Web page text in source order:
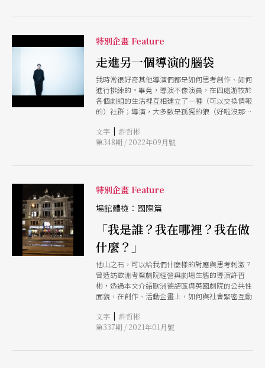
用品時，實在是，莫名地迷人⋯⋯從他為何需要或
想要這件物品、為此做功課看了多少YouTube評
比實測、入手後的使用心得、生活因此而展開的微
小變化等等的各種小宇宙展開，這個在舞台上迷倒
眾生的劇場演員講起他的購物經驗實在是，太日
常，日常到太具說服力了。 「我覺得你可以考慮
一下，我是蠻推薦的。」通常台鎬分享完好東西，
就會給我一抹具有深意的微笑，靜靜吐出一口菸，
員」⋯⋯不，我才沒有要下這個膚淺的結論。我只
是很喜歡這個朋友，很喜歡他低調、謙虛、客氣但
毛精準，還有對於身為演員的高度責任感及自律，
以及對他所珍視的人的關心與對後輩的默默提攜。
以上這些，我相信也是大家喜歡這位優秀演員的原
芒和我分享最近買了什麼好東西的，日常的台鎬。
嘻嘻。
特別企畫 Feature
走進另一個導演的腦袋
我時常很好奇其他導演們都是如何思考創作、如何
進行排練的。畢竟，導演不像演員，在四處游牧於
各個劇組的生活裡互相建立了一種（可以交換情報
的）社群；導演，大多數是孤獨的狼（好啦沒那麼
明曾在《PAR》連載專欄「一字一劇場」，每期以
1 個甲骨文為題，從古老的中文字原義，延伸至與
進另一個導演的排練場（腦袋）。雖然一廂情願，
但似乎因此理解了他作品裡給自己的靈光或不爽，
進而釋懷（或加強了）自己的焦慮，以及直視自己
獨一無二的，並且也都這般深信著，但，發現自己
想。 嘉明分了上中下三期談「系」這個字，其中
有一句話對那時（甚至至今）的我當頭棒喝。（我
希望這個專欄能夠集結成冊，最好是像日本的文庫
本尺寸。） 2021 年起大幅改版的《PAR》對我的
思考刺激和「一字一劇場」異曲同工。雜誌編輯與
導演相像之處在於：在一個主題或概念之下如何調
動結構與安放素材，這一年多來，每當翻閱改版後
的《PAR》，有時會想起嘉明說的那句話： 「探索
不是往下挖，而是往後退，或是把頭歪一下」。
文字 | 許哲彬
第348期 / 2022年09月號
特別企畫 Feature
場館體檢：國際篇
「我是誰？我在哪裡？我在做
什麼？」
他山之石，可以給我們什麼樣的對應與思考刺激？
曾造訪歐洲考察劇院經營與劇場生態的導演許哲
彬，透過本文介紹歐洲德語區與英國劇院的公共性
面貌，在創作、活動企畫上，如何與社會緊密互動
文字 | 許哲彬
第337期 / 2021年01月號